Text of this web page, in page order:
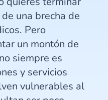
una brecha de
Pero
un montón de
siempre es
y servicios
vulnerables al